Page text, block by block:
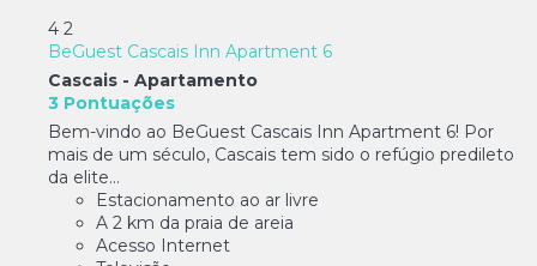
4 2
BeGuest Cascais Inn Apartment 6
Cascais - Apartamento
3 Pontuações
Bem-vindo ao BeGuest Cascais Inn Apartment 6! Por
mais de um século, Cascais tem sido o refúgio predileto
da elite...
Estacionamento ao ar livre
A 2 km da praia de areia
Acesso Internet